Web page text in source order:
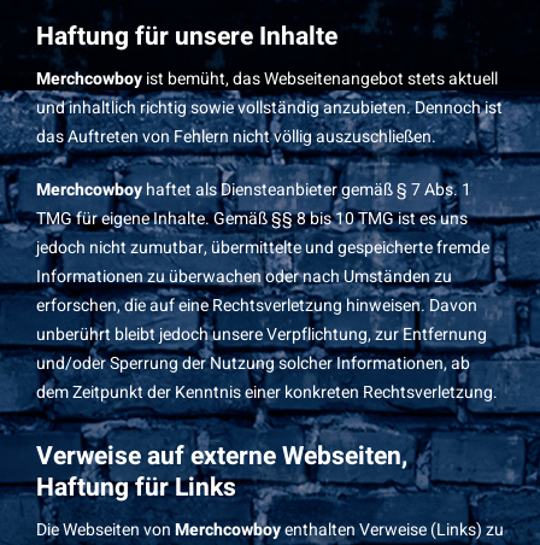
Haftung für unsere Inhalte
Merchcowboyist bemüht, das Webseitenangebot stets aktuell
und inhaltlich richtig sowie vollständig anzubieten. Dennoch ist
das Auftreten von Fehlern nicht völlig auszuschließen.
Merchcowboyhaftet als Diensteanbieter gemäß § 7 Abs. 1
TMG für eigene Inhalte. Gemäß §§ 8 bis 10 TMG ist es uns
jedoch nicht zumutbar, übermittelte und gespeicherte fremde
Informationen zu überwachen oder nach Umständen zu
erforschen, die auf eine Rechtsverletzung hinweisen. Davon
unberührt bleibt jedoch unsere Verpflichtung, zur Entfernung
und/oder Sperrung der Nutzung solcher Informationen, ab
dem Zeitpunkt der Kenntnis einer konkreten Rechtsverletzung.
Verweise auf externe Webseiten,
Haftung für Links
Die Webseiten vonMerchcowboyenthalten Verweise (Links) zu